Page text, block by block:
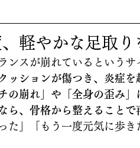
軽やかな足取り
ンスが崩れているというサ
ッションが傷つき、炎症を
の崩れ」や「全身の歪み」
ら、骨格から整えることで
た」「もう一度元気に歩